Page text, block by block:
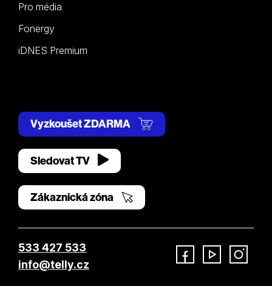
Pro média
Fonergy
iDNES Premium
Vyzkoušet ZDARMA
Sledovat TV
Zákaznická zóna
533 427 533
info@telly.cz